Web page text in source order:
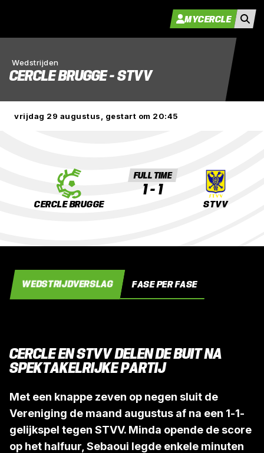
MYCERCLE
Wedstrijden
CERCLE BRUGGE - STVV
vrijdag 29 augustus, gestart om 20:45
CERCLE BRUGGE
FULL TIME
1- 1
STVV
WEDSTRIJDVERSLAG FASE PER FASE
CERCLE EN STVV DELEN DE BUIT NA
SPEKTAKELRIJKE PARTIJ
Met een knappe zeven op negen sluit de
Vereniging de maand augustus af na een 1-1-
gelijkspel tegen STVV. Minda opende de score
op het halfuur, Sebaoui legde enkele minuten